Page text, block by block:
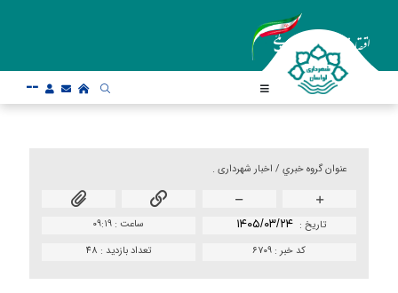
--
عنوان گروه خبري / اخبار شهرداری .
ساعت : ۰۹:۱۹ تاريخ : ۱۴۰۵/۰۳/۲۴
تعداد بازدید : 48 کد خبر : ۶۷۰۹